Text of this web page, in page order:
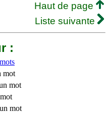
Haut de page
Liste suivante
:
mot
mot
mot